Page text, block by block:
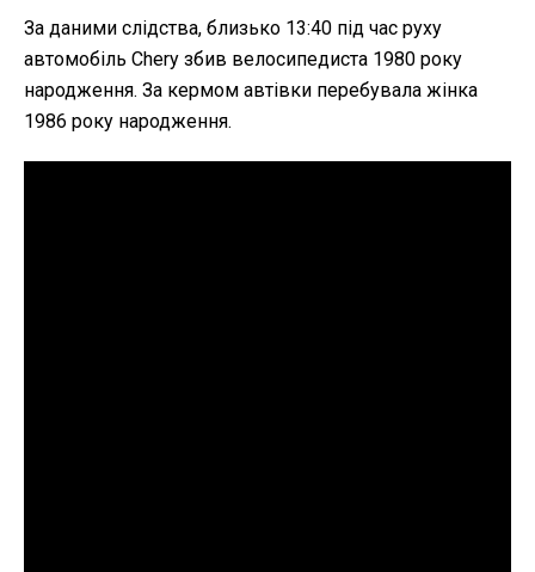
За даними слідства, близько 13:40 під час руху
автомобіль Chery збив велосипедиста 1980 року
народження. За кермом автівки перебувала жінка
1986 року народження.